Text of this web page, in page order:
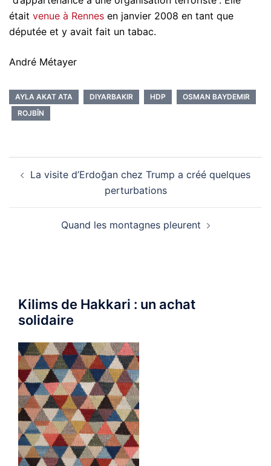
était venue à Rennes en janvier 2008 en tant que
députée et y avait fait un tabac.
André Métayer
AYLA AKAT ATA DIYARBAKIR HDP
OSMAN BAYDEMIR
ROJBÎN
d’article
La visite d’Erdoğan chez Trump a créé quelques
perturbations
Quand les montagnes pleurent
Kilims de Hakkari : un achat
solidaire